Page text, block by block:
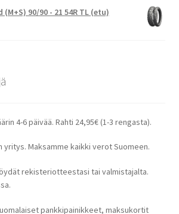
90/90 - 21 54R TL (etu)
4-6 päivää. Rahti 24,95€ (1-3 rengasta).
yritys. Maksamme kaikki verot Suomeen.
rekisteriotteestasi tai valmistajalta.
pankkipainikkeet, maksukortit